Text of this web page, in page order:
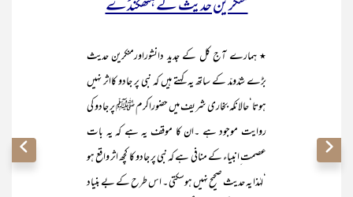
منکرین حدیث کے ہتھکنڈے
٭ ہمارے آج کل کے جدید دانشوراورمنکرین حدیث
بڑے شدّومدّ کے ساتھ یہ کہتے ہیں کہ نبی پر جادو کااثر نہیں
ہوتا‘حالانکہ بخاری شریف میں حضوراکرم ﷺ پر جادو کی
روایت موجود ہے ۔ان کا موقف یہ ہے کہ یہ بات
عصمت ِانبیاء کے منافی ہے کہ نبی پر جادو کا کچھ اثر واقع ہو
‘لہٰذا یہ حدیث صحیح نہیں ہوسکتی ۔ اس طرح کے بے بنیاد